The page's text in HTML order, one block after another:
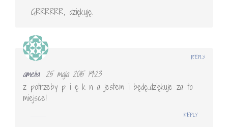
GRRRRRR, dziękuję.
amelia 25 maja 2015 19:23
z potrzeby p i ę k n a jestem i będę..dziękuje za to
miejsce!
REPLY
REPLY